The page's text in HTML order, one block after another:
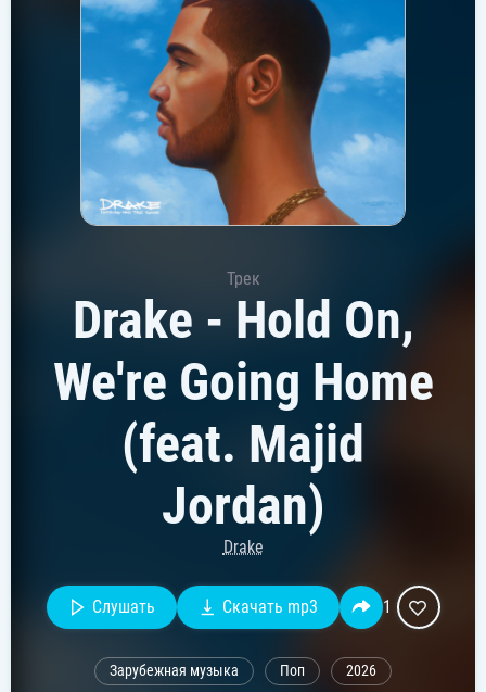
Трек
Drake - Hold On,
We're Going Home
(feat. Majid
Jordan)
Drake
Слушать Скачать mp3 1
Зарубежная музыка Поп 2026